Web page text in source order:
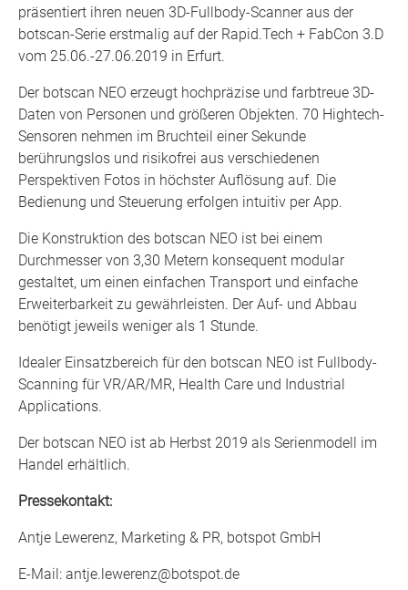
präsentiert ihren neuen 3D-Fullbody-Scanner aus der
botscan-Serie erstmalig auf der Rapid.Tech + FabCon 3.D
vom 25.06.-27.06.2019 in Erfurt.
Der botscan NEO erzeugt hochpräzise und farbtreue 3D-
Daten von Personen und größeren Objekten. 70 Hightech-
Sensoren nehmen im Bruchteil einer Sekunde
berührungslos und risikofrei aus verschiedenen
Perspektiven Fotos in höchster Auflösung auf. Die
Bedienung und Steuerung erfolgen intuitiv per App.
Die Konstruktion des botscan NEO ist bei einem
Durchmesser von 3,30 Metern konsequent modular
gestaltet, um einen einfachen Transport und einfache
Erweiterbarkeit zu gewährleisten. Der Auf- und Abbau
benötigt jeweils weniger als 1 Stunde.
Idealer Einsatzbereich für den botscan NEO ist Fullbody-
Scanning für VR/AR/MR, Health Care und Industrial
Applications.
Der botscan NEO ist ab Herbst 2019 als Serienmodell im
Handel erhältlich.
Pressekontakt:
Antje Lewerenz, Marketing & PR, botspot GmbH
E-Mail: antje.lewerenz@botspot.de